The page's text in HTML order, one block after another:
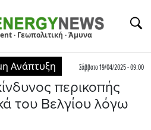
· Γεωπολιτική · Άμυνα
Ανάπτυξη Σάββατο 19/04/2025 - 09:00
περικοπής
του Βελγίου λόγω